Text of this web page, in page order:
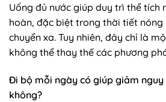
Uống đủ nước giúp duy trì thể tích
hoàn, đặc biệt trong thời tiết nóng
chuyển xa. Tuy nhiên, đây chỉ là
không thể thay thế các phương
Đi bộ mỗi ngày có giúp giảm nguy
không?